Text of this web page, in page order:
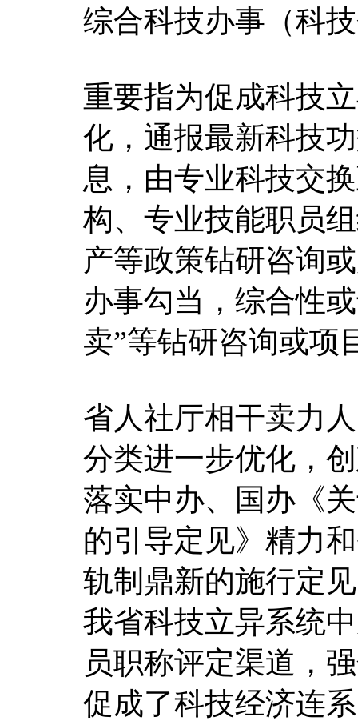
综合科技办事（科
重要指为促成科技
化，通报最新科技
息，由专业科技交
构、专业技能职员
产等政策钻研咨询
办事勾当，综合性
卖”等钻研咨询或项
省人社厅相干卖力
分类进一步优化，
落实中办、国办《
的引导定见》精力
轨制鼎新的施行定
我省科技立异系统
员职称评定渠道，
促成了科技经济连